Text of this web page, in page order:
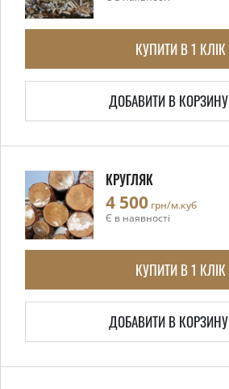
КУПИТИ В 1 КЛІК
ДОБАВИТИ В КОРЗИНУ
КРУГЛЯК
4 500 грн/м.куб
Є в наявності
КУПИТИ В 1 КЛІК
ДОБАВИТИ В КОРЗИНУ